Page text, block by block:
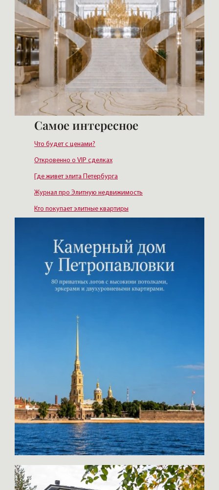
Самое интересное
Что будет с ценами?
Откровенно о VIP сделках
Где живет элита Петербурга
Журнал про Элитную недвижимость
Кто покупает элитные квартиры